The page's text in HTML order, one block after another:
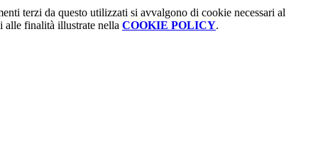
terzi da questo utilizzati si avvalgono di cookie necessari al
alle finalità illustrate nella COOKIE POLICY.